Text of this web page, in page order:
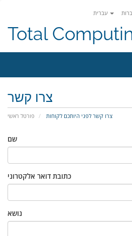
Total
צרו קשר
פורטל ראשי צרו קשר לפני היותכם לקוחות
שם
כתובת דואר אלקטרוני
נושא